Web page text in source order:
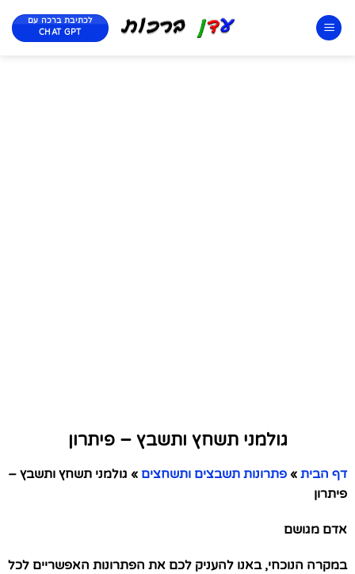
לכתיבת ברכה עם
CHAT GPT
גולמני תשחץ ותשבץ – פיתרון
דף הבית » פתרונות תשבצים ותשחצים » גולמני תשחץ ותשבץ –
פיתרון
אדם מגושם
במקרה הנוכחי, באנו להעניק לכם את הפתרונות האפשריים לכל